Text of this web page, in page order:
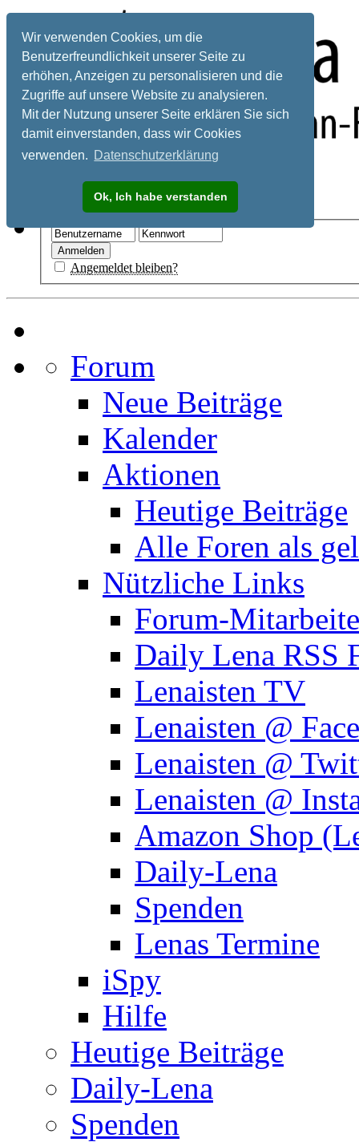
Wir verwenden Cookies, um die
Benutzerfreundlichkeit unserer Seite zu
erhöhen, Anzeigen zu personalisieren und die
Zugriffe auf unsere Website zu analysieren.
Mit der Nutzung unserer Seite erklären Sie sich
damit einverstanden, dass wir Cookies
verwenden. Datenschutzerklärung
Ok, Ich habe verstanden
Registrieren
Angemeldet bleiben?
Forum
Neue Beiträge
Kalender
Aktionen
Heutige Beiträge
Alle Foren als
Nützliche Links
Forum-
Daily Lena RSS
Lenaisten TV
Lenaisten @
Lenaisten @
Lenaisten @
Amazon Shop
Daily-Lena
Spenden
Lenas Termine
iSpy
Hilfe
Heutige Beiträge
Daily-Lena
Spenden